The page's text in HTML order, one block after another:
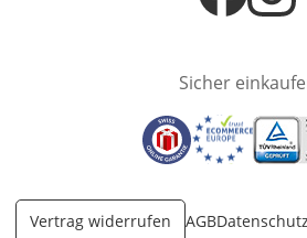
Öffnet inÖffnet
Sicher
Öffnet in neuem
Öffnet inÖffnet
Vertrag widerrufen AGBDatenschutz